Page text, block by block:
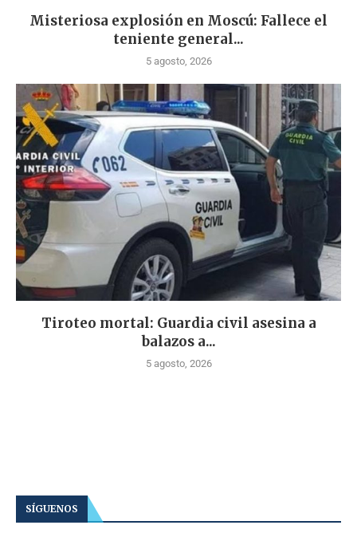
Misteriosa explosión en Moscú: Fallece el
teniente general...
5 agosto, 2026
Tiroteo mortal: Guardia civil asesina a
balazos a...
5 agosto, 2026
SÍGUENOS